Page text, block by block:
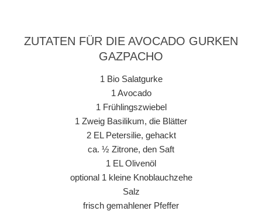
ZUTATEN FÜR DIE AVOCADO GURKEN
GAZPACHO
1 Bio Salatgurke
1 Avocado
1 Frühlingszwiebel
1 Zweig Basilikum, die Blätter
2 EL Petersilie, gehackt
ca. ½ Zitrone, den Saft
1 EL Olivenöl
optional 1 kleine Knoblauchzehe
Salz
frisch gemahlener Pfeffer